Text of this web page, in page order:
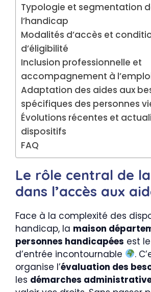
Typologie et segmentation
l’handicap
Modalités d’accès et
d’éligibilité
Inclusion professionnelle et
accompagnement à
Adaptation des aides aux
spécifiques des personnes
Évolutions récentes et
dispositifs
FAQ
Le rôle central de la
dans l’accès aux
Face à la complexité des
handicap, la maison
personnes handicapées est
d’entrée incontournable
.
organise l’évaluation des
les démarches